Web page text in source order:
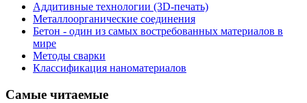
Аддитивные технологии (3D-печать)
Металлоорганические соединения
Бетон - один из самых востребованных материалов в
мире
Методы сварки
Классификация наноматериалов
Самые читаемые